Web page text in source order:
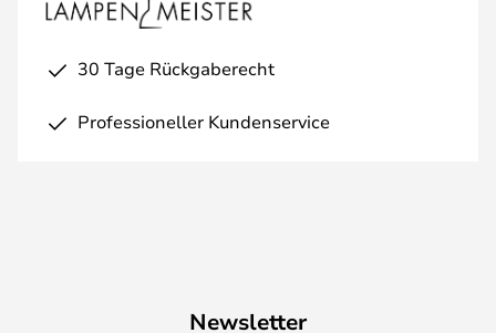
30 Tage Rückgaberecht
Professioneller Kundenservice
Newsletter